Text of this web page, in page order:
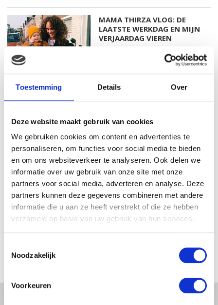
Toestemming Details Over
Deze website maakt gebruik van cookies
We gebruiken cookies om content en advertenties te
personaliseren, om functies voor social media te bieden
en om ons websiteverkeer te analyseren. Ook delen we
informatie over uw gebruik van onze site met onze
partners voor social media, adverteren en analyse. Deze
partners kunnen deze gegevens combineren met andere
informatie die u aan ze heeft verstrekt of die ze hebben
verzameld op basis van uw gebruik van hun services.
Noodzakelijk
Voorkeuren
MAMA THIRZA VLOG: DE
LAATSTE WERKDAG EN MIJN
VERJAARDAG VIEREN
MAMA THIRZA VLOG: HET IS
MAMA THIRZA VLOG: OP
VAKANTIE & TWEE ZIEKE
KINDEREN
MAMA CARMEN VLOG:
SCHOLEN ZIJN WEER
BEGONNEN & TANDEN BLEKEN